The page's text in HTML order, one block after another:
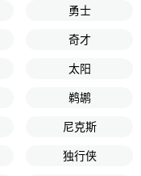
勇士
奇才
太阳
鹈鹕
尼克斯
独行侠